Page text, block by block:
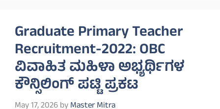
Graduate Primary Teacher
Recruitment-2022: OBC
ವಿವಾಹಿತ ಮಹಿಳಾ ಅಭ್ಯರ್ಥಿಗಳ
ಕೌನ್ಸಿಲಿಂಗ್ ಪಟ್ಟಿ ಪ್ರಕಟ
May 17, 2026byMaster Mitra